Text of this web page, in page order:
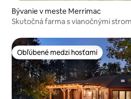
Bývanie v meste Merrimac
Skutočná farma s vianočnými
Obľúbené medzi hosťami
Obľúbené medzi hosťami